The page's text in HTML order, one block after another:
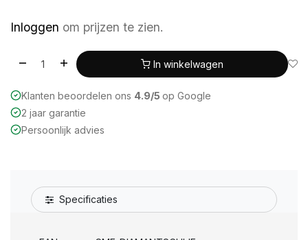
Inloggen om prijzen te zien.
In winkelwagen
Klanten beoordelen ons 4.9/5 op Google
2 jaar garantie
Persoonlijk advies
Specificaties